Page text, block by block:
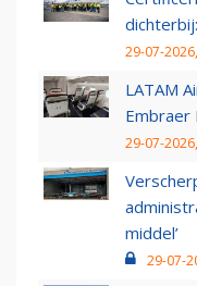
29-07-
LATAM
Embraer
29-07-
middel’
29-07-